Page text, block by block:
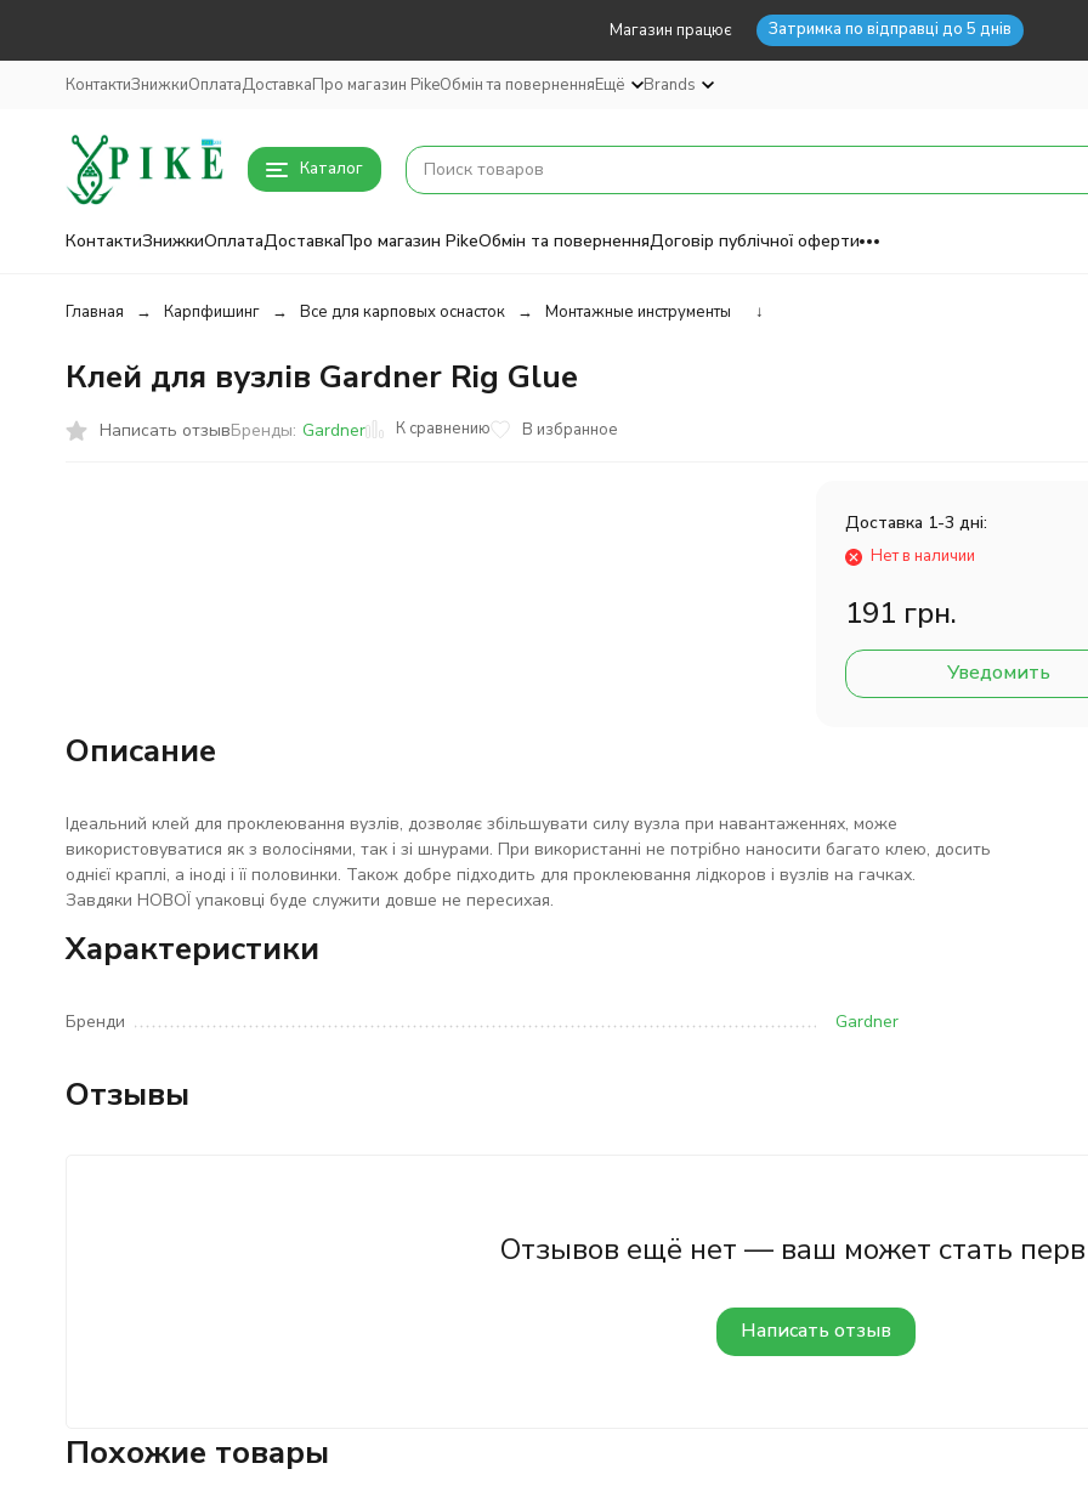
Магазин працює Затримка по відправці до 5 днів
КонтактиЗнижкиОплатаДоставкаПро магазин PikeОбмін та поверненняЕщё Brands
Каталог
КонтактиЗнижкиОплатаДоставкаПро магазин PikeОбмін та поверненняДоговір публічної оферти
Главная Карпфишинг Все для карповых оснасток Монтажные инструменты ↓
Клей для вузлів Gardner Rig Glue
Написать отзывБренды: Gardner К сравнению В избранное
Доставка 1-3 дні:
Нет в наличии
191 грн.
Уведомить
Описание
Ідеальний клей для проклеювання вузлів, дозволяє збільшувати силу вузла при навантаженнях, може
використовуватися як з волосінями, так і зі шнурами. При використанні не потрібно наносити багато клею, досить
однієї краплі, а іноді і її половинки. Також добре підходить для проклеювання лідкоров і вузлів на гачках.
Завдяки НОВОЇ упаковці буде служити довше не пересихая.
Характеристики
Бренди Gardner
Отзывы
Отзывов ещё нет — ваш может стать
Написать отзыв
Похожие товары